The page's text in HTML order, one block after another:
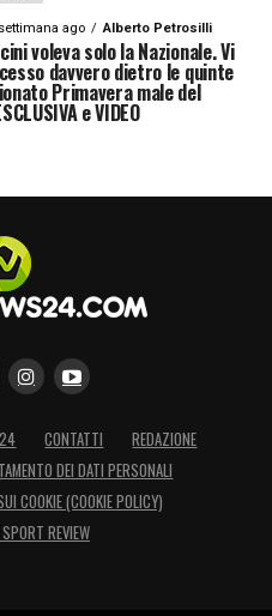
ago Alberto Petrosilli
voleva solo la Nazionale. Vi
davvero dietro le quinte
Primavera male del
e VIDEO
CONTATTI
REDAZIONE
DEI DATI PERSONALI
COOKIE (COOKIE POLICY)
REVIEW